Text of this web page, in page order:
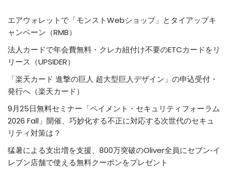
エアウォレットで「モンストWebショップ」とタイアップキ
ャンペーン（RMB）
法人カードで年会費無料・クレカ紐付け不要のETCカードをリ
リース（UPSIDER）
「楽天カード 進撃の巨人 超大型巨人デザイン」の申込受付・
発行へ（楽天カード）
9月25日無料セミナー「ペイメント・セキュリティフォーラム
2026 Fall」開催、巧妙化する不正に対応する次世代のセキュ
リティ対策は？
猛暑による支出増を支援、800万突破のOliver全員にセブン‐イ
レブン店舗で使える無料クーポンをプレゼント